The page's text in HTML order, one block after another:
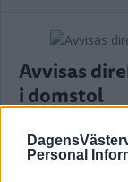
Personal
Avvisas
i domstol